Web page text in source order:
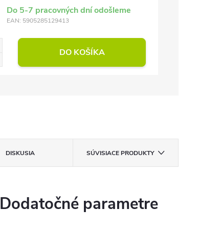
Do 5-7 pracovných dní odošleme
EAN: 5905285129413
DO KOŠÍKA
DISKUSIA SÚVISIACE PRODUKTY
Dodatočné parametre